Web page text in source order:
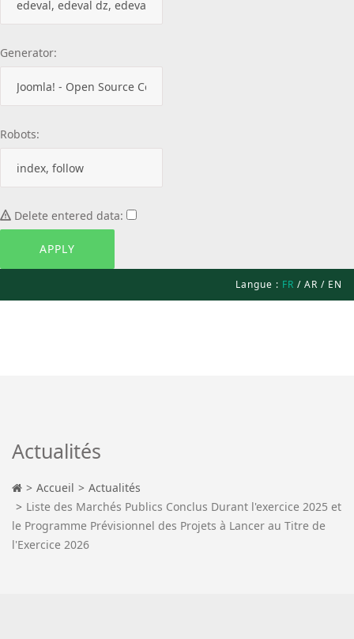
Generator:
Robots:
Delete entered data:
Langue : FR / AR / EN
Actualités
Accueil
Actualités
Liste des Marchés Publics Conclus Durant l'exercice 2025 et
le Programme Prévisionnel des Projets à Lancer au Titre de
l'Exercice 2026